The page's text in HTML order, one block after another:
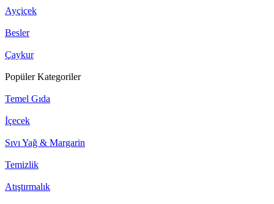
Ayçiçek
Besler
Çaykur
Popüler Kategoriler
Temel Gıda
İçecek
Sıvı Yağ & Margarin
Temizlik
Atıştırmalık